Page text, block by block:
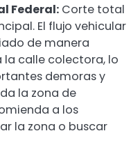
Federal: Corte total
El flujo vehicular
de manera
calle colectora, lo
demoras y
la zona de
a los
la zona o buscar